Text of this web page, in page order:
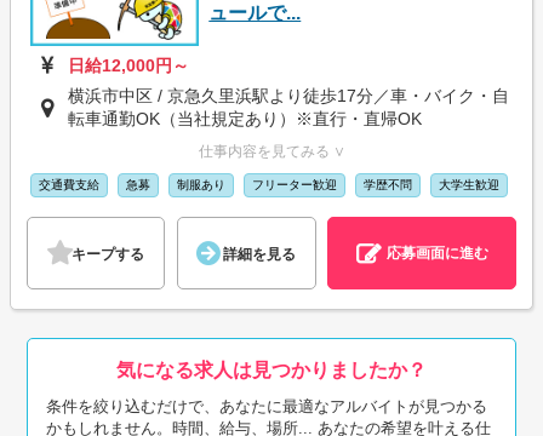
ュールで...
日給12,000円～
横浜市中区 / 京急久里浜駅より徒歩17分／車・バイク・自
転車通勤OK（当社規定あり）※直行・直帰OK
仕事内容を見てみる ∨
交通費支給 急募 制服あり フリーター歓迎 学歴不問 大学生歓迎
キープする 詳細を見る 応募画面に進む
気になる求人は見つかりましたか？
条件を絞り込むだけで、あなたに最適なアルバイトが見つかる
かもしれません。時間、給与、場所... あなたの希望を叶える仕